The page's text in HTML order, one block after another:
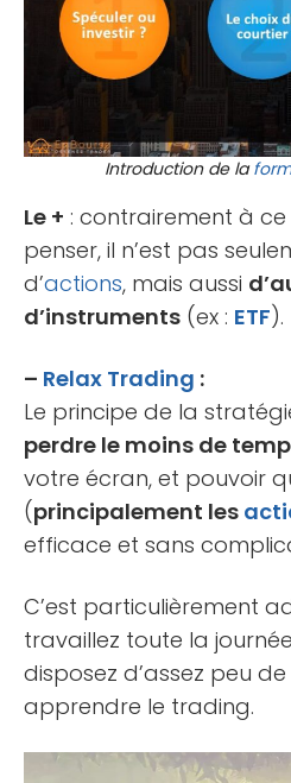
Introduction de la
Le + : contrairement à
penser, il n’est pas
d’actions, mais aussi
d’instruments (ex : ETF).
– Relax Trading :
Le principe de la
perdre le moins de
votre écran, et pouvoir
(principalement les
efficace et sans
C’est particulièrement
travaillez toute la
disposez d’assez peu
apprendre le trading.